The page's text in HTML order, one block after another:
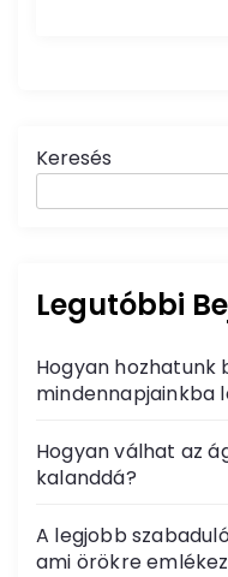
Keresés
Legutóbbi
Hogyan
mindennapjainkba
Hogyan válhat az
kalanddá?
A legjobb
ami örökre